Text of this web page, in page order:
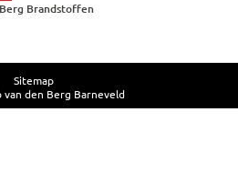
Brandstoffen
den Berg Barneveld
Sitemap